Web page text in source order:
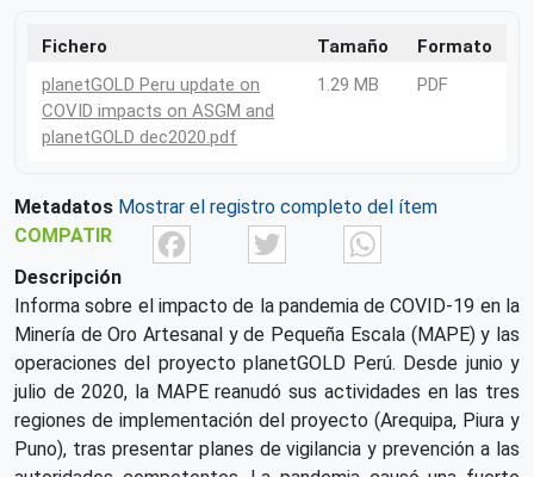
Fichero Tamaño
Formato
planetGOLD Peru update on
COVID impacts on ASGM and
planetGOLD dec2020.pdf
1.29 MB PDF
Metadatos Mostrar el registro completo del ítem
COMPATIR
FacebookTwitter
Descripción
Informa sobre el impacto de la pandemia de COVID-19 en la
Minería de Oro Artesanal y de Pequeña Escala (MAPE) y las
operaciones del proyecto planetGOLD Perú. Desde junio y
julio de 2020, la MAPE reanudó sus actividades en las tres
regiones de implementación del proyecto (Arequipa, Piura y
Puno), tras presentar planes de vigilancia y prevención a las